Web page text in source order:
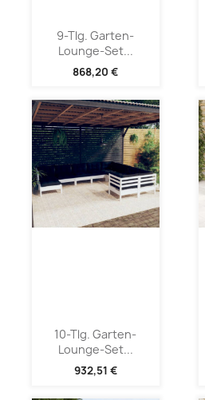
9-Tlg. Garten-
Lounge-Set...
868,20 €
10-Tlg. Garten-
Lounge-Set...
932,51 €